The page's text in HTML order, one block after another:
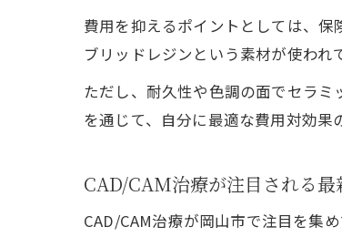
費用を抑えるポイントとしては、
ブリッドレジンという素材が使わ
ただし、耐久性や色調の面でセラ
を通じて、自分に最適な費用対効果
CAD/CAM治療が注目される最
CAD/CAM治療が岡山市で注目を集